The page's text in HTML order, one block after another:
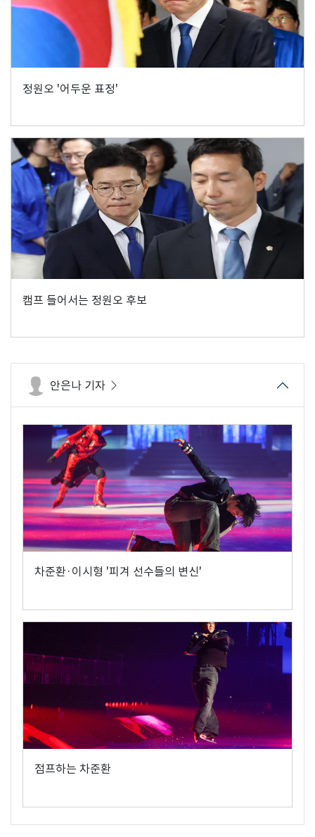
정원오 '어두운 표정'
캠프 들어서는 정원오 후보
안은나 기자
차준환·이시형 '피겨 선수들의 변신'
점프하는 차준환